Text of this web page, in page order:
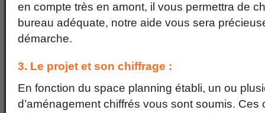
en compte très en amont, il vous permettra de
bureau adéquate, notre aide vous sera
démarche.
3. Le projet et son chiffrage :
En fonction du space planning établi, un ou
d’aménagement chiffrés vous sont soumis.